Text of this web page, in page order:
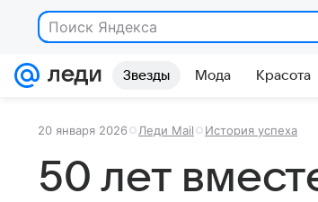
Поиск Яндекса
Звезды Мода Красота
20 января 2026 Леди Mail История успеха
50 лет